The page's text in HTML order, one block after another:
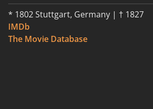
* 1802 Stuttgart, Germany | † 1827
IMDb
The Movie Database